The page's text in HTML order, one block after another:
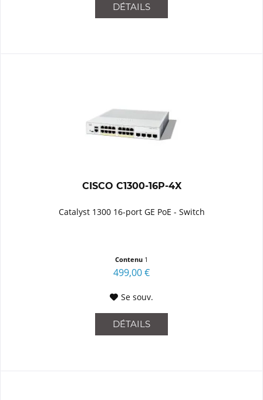
DÉTAILS
CISCO C1300-16P-4X
Catalyst 1300 16-port GE PoE - Switch
Contenu 1
499,00 €
Se souv.
DÉTAILS